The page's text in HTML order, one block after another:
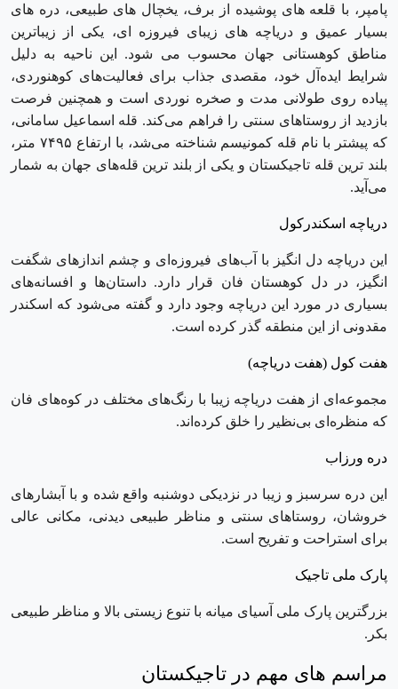
پامپر، با قلعه های پوشیده از برف، یخچال های طبیعی، دره های
بسیار عمیق و دریاچه های زیبای فیروزه ای، یکی از زیباترین
مناطق کوهستانی جهان محسوب می شود. این ناحیه به دلیل
شرایط ایده‌آل خود، مقصدی جذاب برای فعالیت‌های کوهنوردی،
پیاده‌ روی طولانی ‌مدت و صخره‌ نوردی است و همچنین فرصت
بازدید از روستاهای سنتی را فراهم می‌کند. قله اسماعیل سامانی،
که پیشتر با نام قله کمونیسم شناخته می‌شد، با ارتفاع ۷۴۹۵ متر،
بلند ترین قله تاجیکستان و یکی از بلند ترین قله‌های جهان به شمار
می‌آید.
دریاچه اسکندرکول
این دریاچه دل ‌انگیز با آب‌های فیروزه‌ای و چشم‌ اندازهای شگفت
‌انگیز، در دل کوهستان فان قرار دارد. داستان‌ها و افسانه‌های
بسیاری در مورد این دریاچه وجود دارد و گفته می‌شود که اسکندر
مقدونی از این منطقه گذر کرده است.
هفت کول (هفت دریاچه)
مجموعه‌ای از هفت دریاچه زیبا با رنگ‌های مختلف در کوه‌های فان
که منظره‌ای بی‌نظیر را خلق کرده‌اند.
دره ورزاب
این دره سرسبز و زیبا در نزدیکی دوشنبه واقع شده و با آبشارهای
خروشان، روستاهای سنتی و مناظر طبیعی دیدنی، مکانی عالی
برای استراحت و تفریح است.
پارک ملی تاجیک
بزرگترین پارک ملی آسیای میانه با تنوع زیستی بالا و مناظر طبیعی
بکر.
مراسم های مهم در تاجیکستان